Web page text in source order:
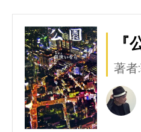
著者